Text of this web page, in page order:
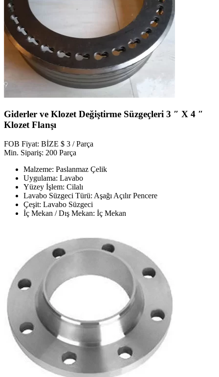
Giderler ve Klozet Değiştirme Süzgeçleri 3 ″ X 4 ″
Klozet Flanşı
FOB Fiyat: BİZE $ 3 / Parça
Min. Sipariş: 200 Parça
Malzeme: Paslanmaz Çelik
Uygulama: Lavabo
Yüzey İşlem: Cilalı
Lavabo Süzgeci Türü: Aşağı Açılır Pencere
Çeşit: Lavabo Süzgeci
İç Mekan / Dış Mekan: İç Mekan